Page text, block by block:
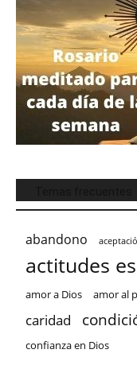
abandono
actitudes
amor a Dios amor al
caridad
confianza en Dios